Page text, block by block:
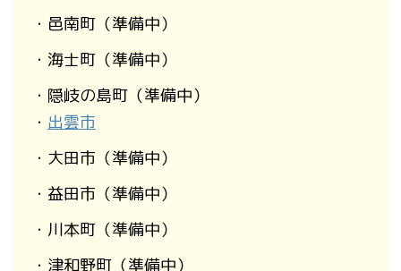
・邑南町（準備中）
・海士町（準備中）
・隠岐の島町（準備中）
・ 出雲市
・大田市（準備中）
・益田市（準備中）
・川本町（準備中）
・津和野町（準備中）